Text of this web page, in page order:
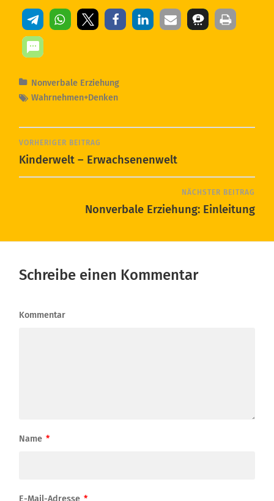
Nonverbale Erziehung
Wahrnehmen+Denken
VORHERIGER BEITRAG
Kinderwelt – Erwachsenenwelt
NÄCHSTER BEITRAG
Nonverbale Erziehung: Einleitung
Schreibe einen Kommentar
Kommentar
Name *